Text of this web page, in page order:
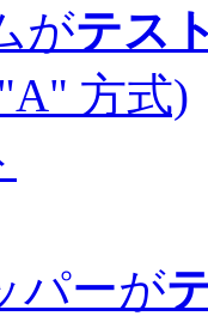
がテス
方式)
パーが